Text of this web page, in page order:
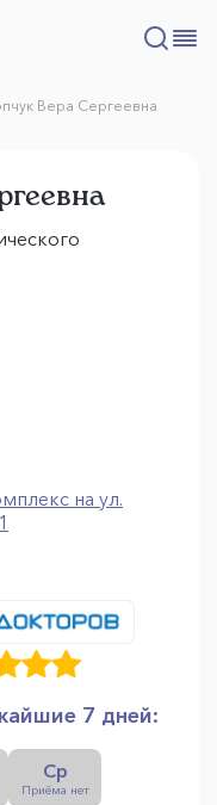
Вера Сергеевна
на ул.
7 дней:
Ср
Приёма нет